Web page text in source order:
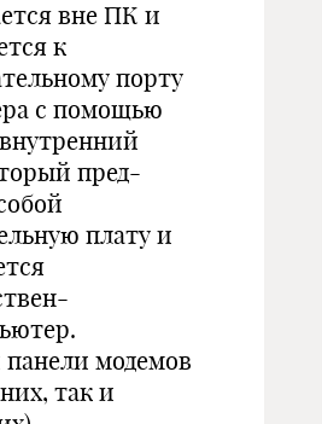
вне ПК и
к
порту
с помощью
пред-
плату и
панели модемов
так и